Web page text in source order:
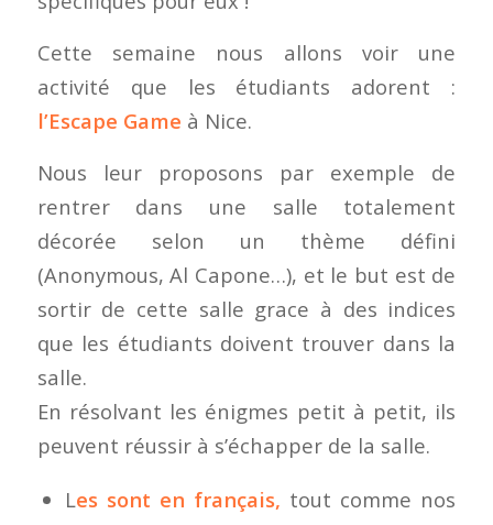
Cette semaine nous allons voir une
activité que les étudiants adorent :
l’Escape Game à Nice.
Nous leur proposons par exemple de
rentrer dans une salle totalement
décorée selon un thème défini
(Anonymous, Al Capone…), et le but est de
sortir de cette salle grace à des indices
que les étudiants doivent trouver dans la
salle.
En résolvant les énigmes petit à petit, ils
peuvent réussir à s’échapper de la salle.
Les sont en français, tout comme nos